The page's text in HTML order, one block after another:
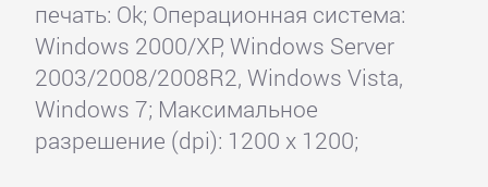
печать: Ok; Операционная система:
Windows 2000/XP, Windows Server
2003/2008/2008R2, Windows Vista,
Windows 7; Максимальное
разрешение (dpi): 1200 x 1200;